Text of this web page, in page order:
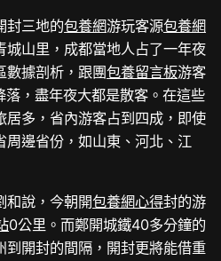
封三地的包養網游玩客源包養網
城山里，成都當地人占了一年夜
數據剖析，跟團包養留言板游客
，盡年夜大都是散客。在這些
居多，省內游客占到四成，即使
周邊省份，如山東、河北、江
和說，今朝開包養網心得封的游
0公里。而鄭開城鐵40多分鐘的
到開封的間隔，開封更將能借重